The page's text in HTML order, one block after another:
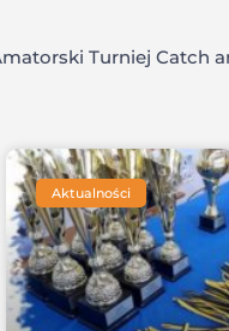
Aktualności